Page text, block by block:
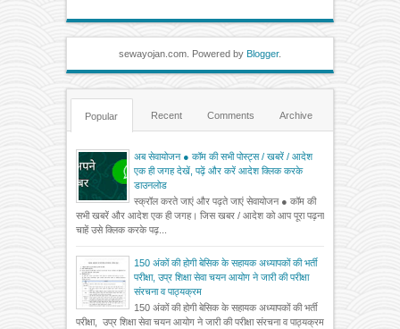
sewayojan.com. Powered by Blogger.
Popular Recent Comments Archive
अब सेवायोजन ● कॉम की सभी पोस्ट्स / खबरें / आदेश
एक ही जगह देखें, पढ़ें और करें आदेश क्लिक करके
डाउनलोड
स्क्रॉल करते जाएं और पढ़ते जाएं सेवायोजन ● कॉम की
सभी खबरें और आदेश एक ही जगह। जिस खबर / आदेश को आप पूरा पढ़ना
चाहें उसे क्लिक करके पढ़...
150 अंकों की होगी बेसिक के सहायक अध्यापकों की भर्ती
परीक्षा, उप्र शिक्षा सेवा चयन आयोग ने जारी की परीक्षा
संरचना व पाठ्यक्रम
150 अंकों की होगी बेसिक के सहायक अध्यापकों की भर्ती
परीक्षा, उप्र शिक्षा सेवा चयन आयोग ने जारी की परीक्षा संरचना व पाठ्यक्रम